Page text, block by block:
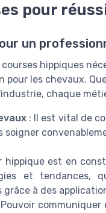
pour
un
hippiques
pour les chevaux.
chaque
: Il est vital de
hippique est en
et tendances,
à des
communiquer